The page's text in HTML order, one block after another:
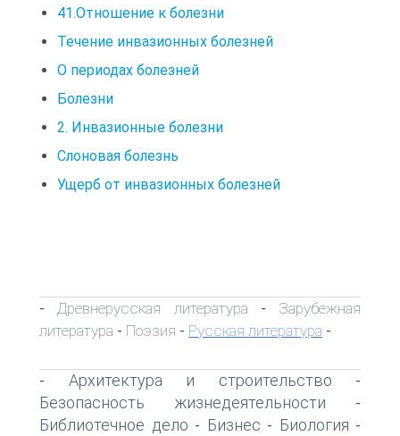
41.Отношение к болезни
Течение инвазионных болезней
О периодах болезней
Болезни
2. Инвазионные болезни
Слоновая болезнь
Ущерб от инвазионных болезней
- Древнерусская литература - Зарубежная
литература - Поэзия - Русская литература -
- Архитектура и строительство -
Безопасность жизнедеятельности -
Библиотечное дело - Бизнес - Биология -